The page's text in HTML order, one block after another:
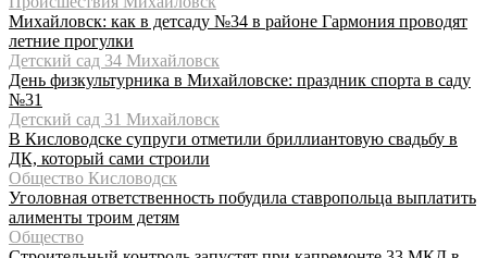
Михайловск: как в детсаду №34 в районе Гармония проводят
летние прогулки
Детский сад 34 Михайловск
День физкультурника в Михайловске: праздник спорта в саду
№31
Детский сад 31 Михайловск
В Кисловодске супруги отметили бриллиантовую свадьбу в
ДК, который сами строили
Общество Кисловодск
Уголовная ответственность побудила ставропольца выплатить
алименты троим детям
Общество